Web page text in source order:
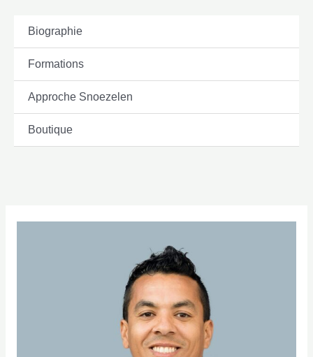
contenu
Biographie
Formations
Approche Snoezelen
Boutique